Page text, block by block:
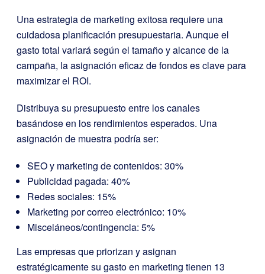
Una estrategia de marketing exitosa requiere una
cuidadosa planificación presupuestaria. Aunque el
gasto total variará según el tamaño y alcance de la
campaña, la asignación eficaz de fondos es clave para
maximizar el ROI.
Distribuya su presupuesto entre los canales
basándose en los rendimientos esperados. Una
asignación de muestra podría ser:
SEO y marketing de contenidos: 30%
Publicidad pagada: 40%
Redes sociales: 15%
Marketing por correo electrónico: 10%
Misceláneos/contingencia: 5%
Las empresas que priorizan y asignan
estratégicamente su gasto en marketing tienen 13